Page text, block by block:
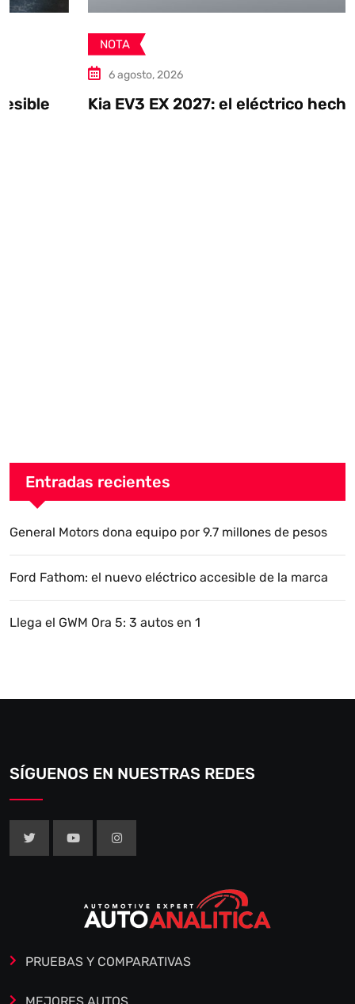
6 agosto, 2026
Kia EV3 EX 2027: el eléctrico hecho en
Entradas recientes
General Motors dona equipo por 9.7 millones de pesos
Ford Fathom: el nuevo eléctrico accesible de la marca
Llega el GWM Ora 5: 3 autos en 1
SÍGUENOS EN NUESTRAS REDES
PRUEBAS Y COMPARATIVAS